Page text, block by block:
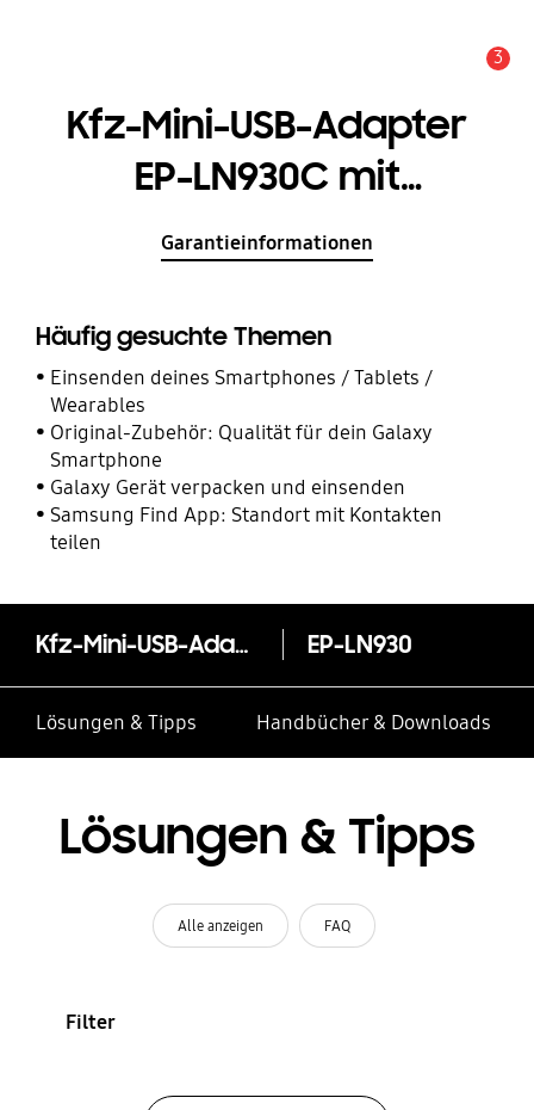
3
Kfz-Mini-USB-Adapter
EP-LN930C mit
Schnellladefunktion
auf Typ-C)
Garantieinformationen
Häufig gesuchte Themen
Einsenden deines Smartphones / Tablets /
Wearables
Original-Zubehör: Qualität für dein Galaxy
Smartphone
Galaxy Gerät verpacken und einsenden
Samsung Find App: Standort mit Kontakten
teilen
Kfz-Mini-USB-Adapter EP-LN930C mit Schnellladefunktion (inkl. USB-Kabel Typ-A auf Typ-C) EP-LN930
Lösungen & Tipps Handbücher & Downloads
Lösungen & Tipps
Alle anzeigen FAQ
Filter